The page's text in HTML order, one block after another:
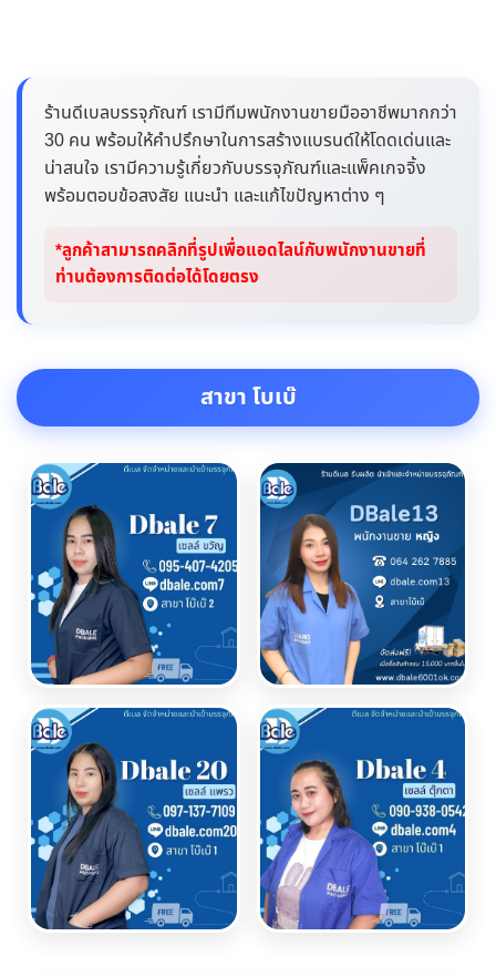
ร้านดีเบลบรรจุภัณฑ์ เรามีทีมพนักงานขายมืออาชีพมากกว่า
30 คน พร้อมให้คำปรึกษาในการสร้างแบรนด์ให้โดดเด่นและ
น่าสนใจ เรามีความรู้เกี่ยวกับบรรจุภัณฑ์และแพ็คเกจจิ้ง
พร้อมตอบข้อสงสัย แนะนำ และแก้ไขปัญหาต่าง ๆ
*ลูกค้าสามารถคลิกที่รูปเพื่อแอดไลน์กับพนักงานขายที่
ท่านต้องการติดต่อได้โดยตรง
สาขา โบเบ๊